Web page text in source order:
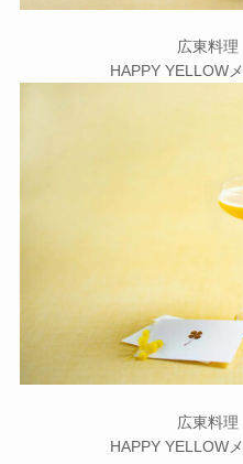
広東料理
HAPPY YELLOW
広東料理
HAPPY YELLOW